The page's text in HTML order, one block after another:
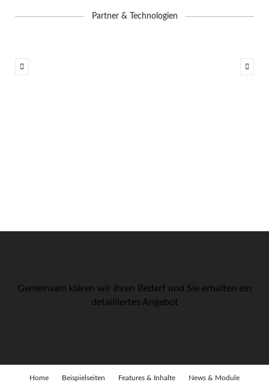
Partner & Technologien
Gemeinsam klären wir Ihren Bedarf und Sie erhalten ein
detailliertes Angebot
Home Beispielseiten Features & Inhalte News & Module